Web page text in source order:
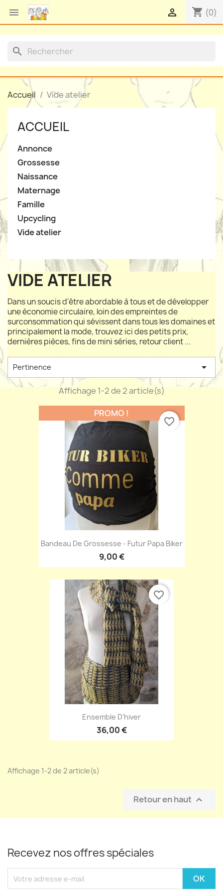
 shopping_cart (0)

search
Accueil Vide atelier
ACCUEIL
Annonce
Grossesse
Naissance
Maternage
Famille
Upcycling
Vide atelier
VIDE ATELIER
Dans un soucis d'être abordable à tous et de développer
une économie circulaire, loin des empreintes de
surconsommation qui sévissent dans tous les domaines et
principalement la mode, trouvez ici des petits prix,
dernières pièces, fins de mini séries, retour client ...
Pertinence 
Affichage 1-2 de 2 article(s)
Bandeau De Grossesse - Futur Papa Biker
9,00 €
PROMO !
favorite_border
Ensemble D'hiver
36,00 €
favorite_border
Affichage 1-2 de 2 article(s)
Retour en haut 
Recevez nos offres spéciales